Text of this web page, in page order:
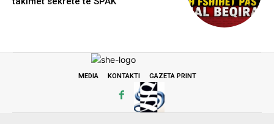
MEDIA KONTAKTI GAZETA PRINT